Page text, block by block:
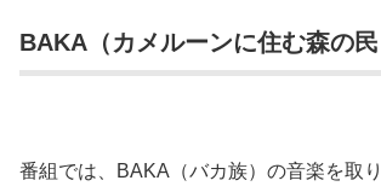
BAKA（カメルーンに住む森の
番組では、BAKA（バカ族）の音楽を取